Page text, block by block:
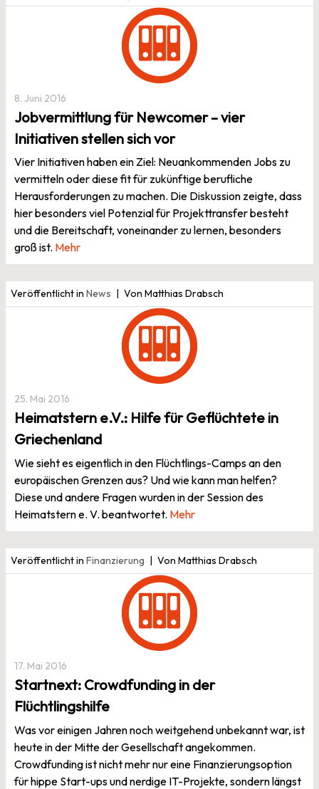
8. Juni 2016
Jobvermittlung für Newcomer – vier
Initiativen stellen sich vor
Vier Initiativen haben ein Ziel: Neuankommenden Jobs zu
vermitteln oder diese fit für zukünftige berufliche
Herausforderungen zu machen. Die Diskussion zeigte, dass
hier besonders viel Potenzial für Projekttransfer besteht
und die Bereitschaft, voneinander zu lernen, besonders
groß ist. Mehr
Veröffentlicht in News Von Matthias Drabsch
25. Mai 2016
Heimatstern e.V.: Hilfe für Geflüchtete in
Griechenland
Wie sieht es eigentlich in den Flüchtlings-Camps an den
europäischen Grenzen aus? Und wie kann man helfen?
Diese und andere Fragen wurden in der Session des
Heimatstern e. V. beantwortet. Mehr
Veröffentlicht in Finanzierung Von Matthias Drabsch
17. Mai 2016
Startnext: Crowdfunding in der
Flüchtlingshilfe
Was vor einigen Jahren noch weitgehend unbekannt war, ist
heute in der Mitte der Gesellschaft angekommen.
Crowdfunding ist nicht mehr nur eine Finanzierungsoption
für hippe Start-ups und nerdige IT-Projekte, sondern längst